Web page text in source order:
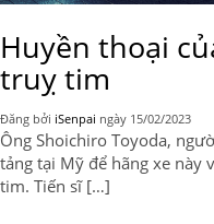
Huyền thoại
truỵ tim
Đăng bởi iSenpai ngày 15/02/2023
Ông Shoichiro Toyoda,
tảng tại Mỹ để hãng xe này
tim. Tiến sĩ […]